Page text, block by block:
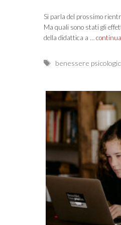
Si parla del prossimo
Ma quali sono stati gli
della didattica a … continua
Tags
benessere